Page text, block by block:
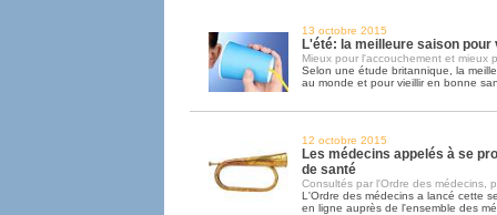
13 octobre 2015
L'été: la meilleure saison pour
Mieux pour l'accouchement et mieux
Selon une étude britannique, la
au monde et pour vieillir en bonne
12 octobre 2015
Les médecins appelés à se
de santé
Consultés par l'Ordre des médecins,
L'Ordre des médecins a lancé cette
en ligne auprès de l'ensemble des